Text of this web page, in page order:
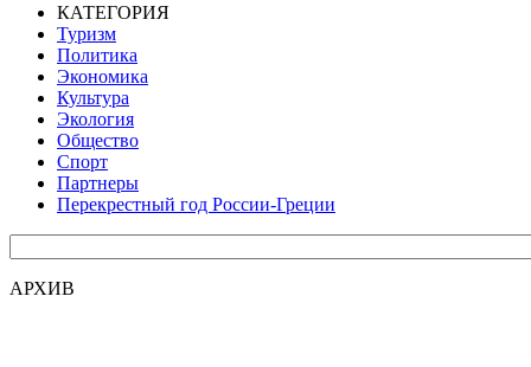
КАТЕГОРИЯ
Туризм
Политика
Экономика
Культура
Экология
Общество
Спорт
Партнеры
Перекрестный год России-Греции
АРХИВ